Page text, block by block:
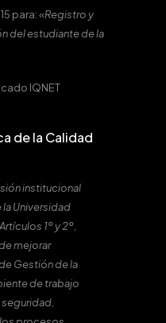
para:«Registro y
del estudiante de la
IQNET
de la Calidad
institucional
la Universidad
1º y 2º,
mejorar
Gestión de la
de trabajo